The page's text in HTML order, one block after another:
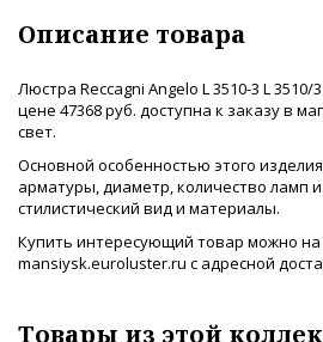
Описание товара
Люстра Reccagni Angelo L 3510-3 L
цене 47368 руб. доступна к заказу в
свет.
Основной особенностью этого
арматуры, диаметр, количество ламп
стилистический вид и материалы.
Купить интересующий товар можно на
mansiysk.euroluster.ru с адресной
Товары из этой